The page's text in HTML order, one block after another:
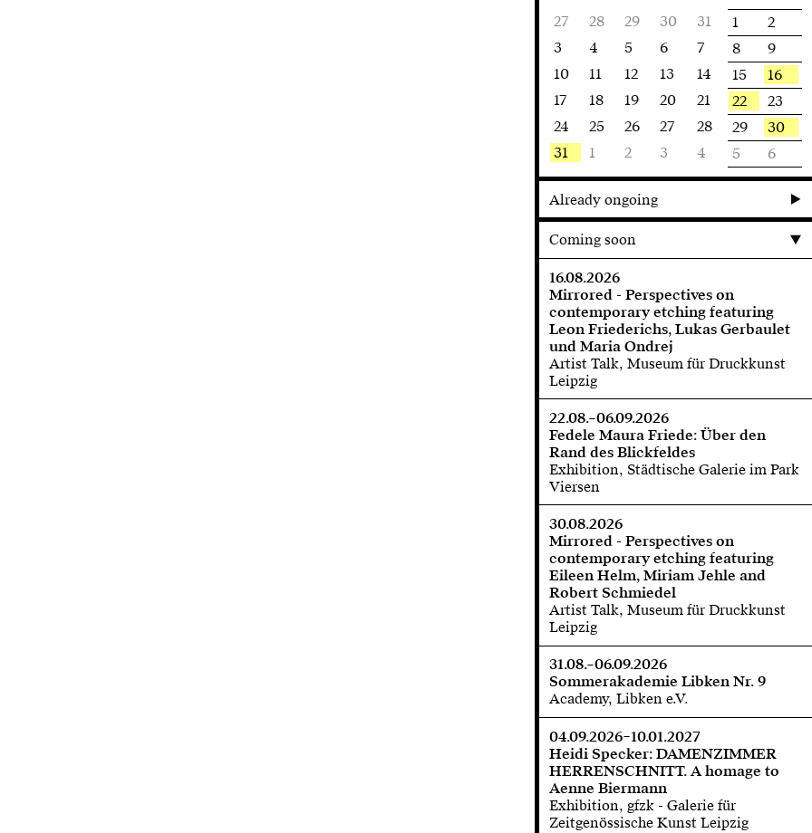
27 28 29 30 31 1
2
3
4 5 6 7 8
9
10
11 12 13 14 15
16
17
18 19 20 21 22
23
24
25 26 27 28 29
30
31
1 2 3 4 5 6
Already ongoing
Coming soon
16.08.2026
Mirrored - Perspectives on
contemporary etching featuring
Leon Friederichs, Lukas Gerbaulet
und Maria Ondrej
Artist Talk, Museum für Druckkunst
Leipzig
22.08.–06.09.2026
Fedele Maura Friede: Über den
Rand des Blickfeldes
Exhibition, Städtische Galerie im Park
Viersen
30.08.2026
Mirrored - Perspectives on
contemporary etching featuring
Eileen Helm, Miriam Jehle and
Robert Schmiedel
Artist Talk, Museum für Druckkunst
Leipzig
31.08.–06.09.2026
Sommerakademie Libken Nr. 9
Academy, Libken e.V.
04.09.2026–10.01.2027
Heidi Specker: DAMENZIMMER
HERRENSCHNITT. A homage to
Aenne Biermann
Exhibition, gfzk - Galerie für
Zeitgenössische Kunst Leipzig